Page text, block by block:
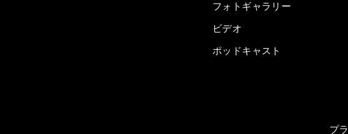
フォトギャラリー
ビデオ
ポッドキャスト
プ